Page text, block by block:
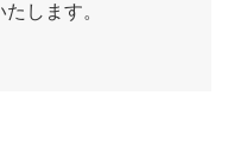
します。